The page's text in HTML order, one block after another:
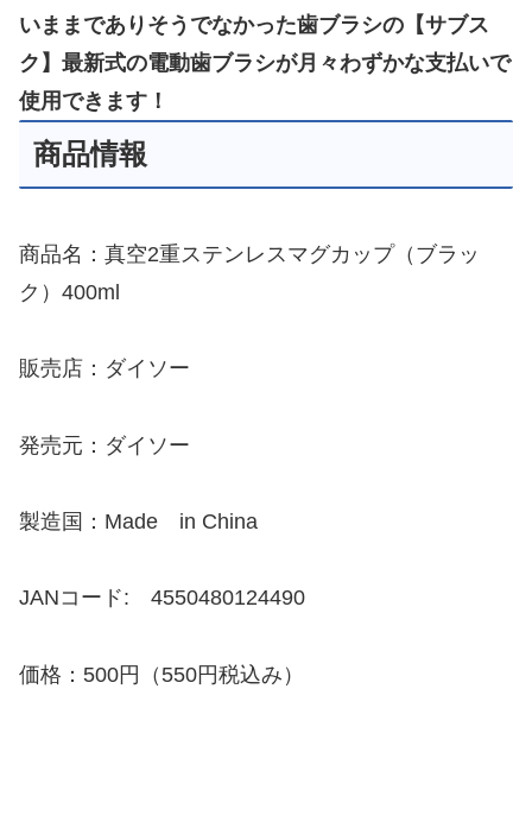
いままでありそうでなかった歯ブラシの【サブス
ク】最新式の電動歯ブラシが月々わずかな支払いで
使用できます！
商品情報
商品名：真空2重ステンレスマグカップ（ブラッ
ク）400ml
販売店：ダイソー
発売元：ダイソー
製造国：Made in China
JANコード: 4550480124490
価格：500円（550円税込み）